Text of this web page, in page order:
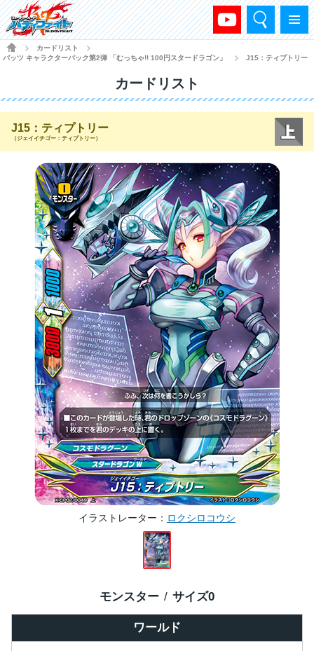
メニュー
検索
HOME
カードリスト
バッツ キャラクターパック第2弾 「むっちゃ!! 100円スタードラゴン」
J15：ティプトリー
カードリスト
J15：ティプトリー
（ジェイイチゴー：ティプトリー）
イラストレーター ロクシロコウシ
ワールド
モンスター サイズ0